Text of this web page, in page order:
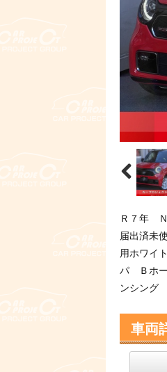
Ｒ７年
届出済未
用ホワイ
パ Ｂホ
ンシング
車両